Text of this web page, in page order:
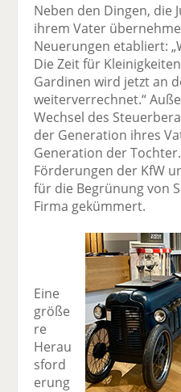
Neben den Dingen, die
ihrem Vater
Neuerungen etabliert:
Die Zeit für
Gardinen wird jetzt an
weiterverrechnet.“
Wechsel des
der Generation ihres
Generation der
Förderungen der KfW
für die Begrünung von
Firma gekümmert.
Eine
größe
re
Herau
sford
erung